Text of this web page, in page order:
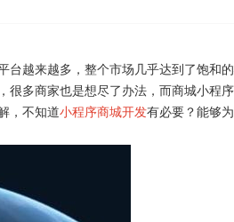
越来越多，整个市场几乎达到了饱和
多商家也是想尽了办法，而商城小程
，不知道小程序商城开发有必要？能够